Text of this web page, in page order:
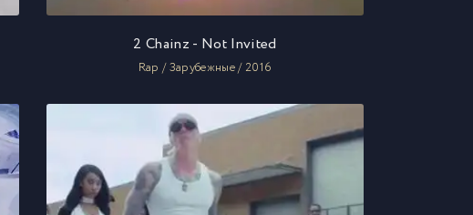
2 Chainz - Not Invited
Rap / Зарубежные / 2016